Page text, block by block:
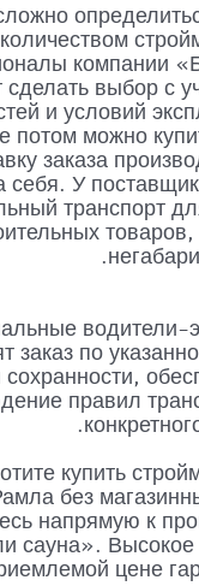
количеством
компании
сделать выбор с
и условий
потом можно
заказа
себя. У
транспорт
водители-
заказ по
сохранности,
правил
купить
без
напрямую к
сауна». Высокое
цене